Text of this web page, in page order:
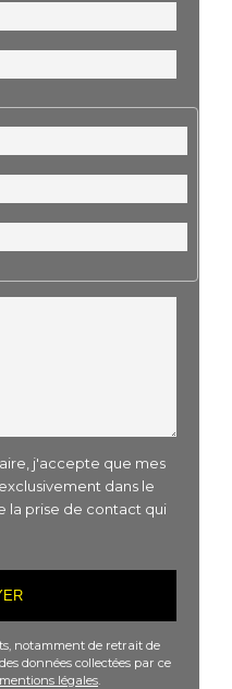
j'accepte que mes
dans le
la prise de contact qui
notamment de retrait de
données collectées par ce
mentions légales